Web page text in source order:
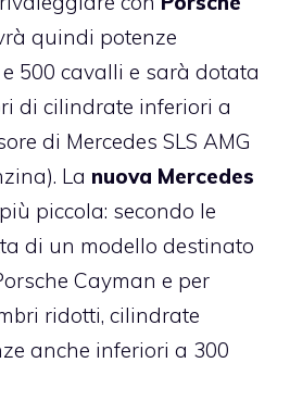
quindi potenze
500 cavalli e sarà dotata
di cilindrate inferiori a
di Mercedes SLS AMG
La nuova Mercedes
piccola: secondo le
di un modello destinato
Cayman e per
ridotti, cilindrate
anche inferiori a 300